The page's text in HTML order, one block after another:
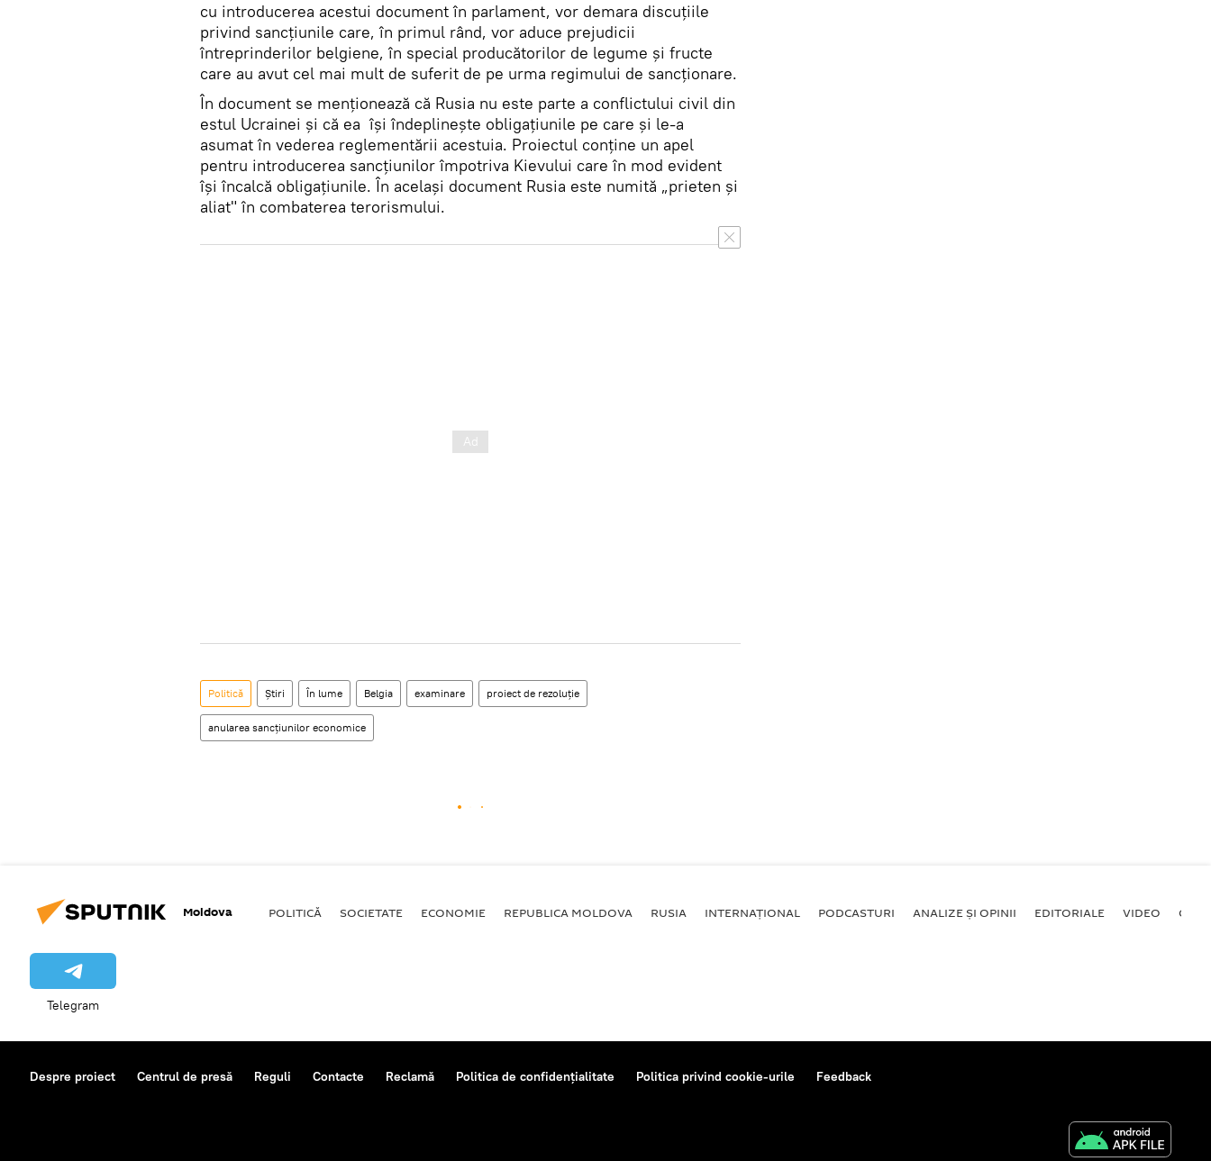
cu introducerea acestui document în parlament, vor demara discuțiile
privind sancțiunile care, în primul rând, vor aduce prejudicii
întreprinderilor belgiene, în special producătorilor de legume și fructe
care au avut cel mai mult de suferit de pe urma regimului de sancționare.
În document se menționează că Rusia nu este parte a conflictului civil din
estul Ucrainei și că ea își îndeplinește obligațiunile pe care și le-a
asumat în vederea reglementării acestuia. Proiectul conține un apel
pentru introducerea sancțiunilor împotriva Kievului care în mod evident
își încalcă obligațiunile. În același document Rusia este numită „prieten și
aliat" în combaterea terorismului.
Politică Știri În lume Belgia examinare proiect de rezoluție
anularea sancțiunilor economice
Moldova POLITICĂ SOCIETATE ECONOMIE REPUBLICA MOLDOVA RUSIA INTERNAȚIONAL PODCASTURI ANALIZE ȘI OPINII EDITORIALE VIDEO
Telegram
Despre proiect Centrul de presă Reguli Contacte Reclamă Politica de confidențialitate Politica privind cookie-urile Feedback